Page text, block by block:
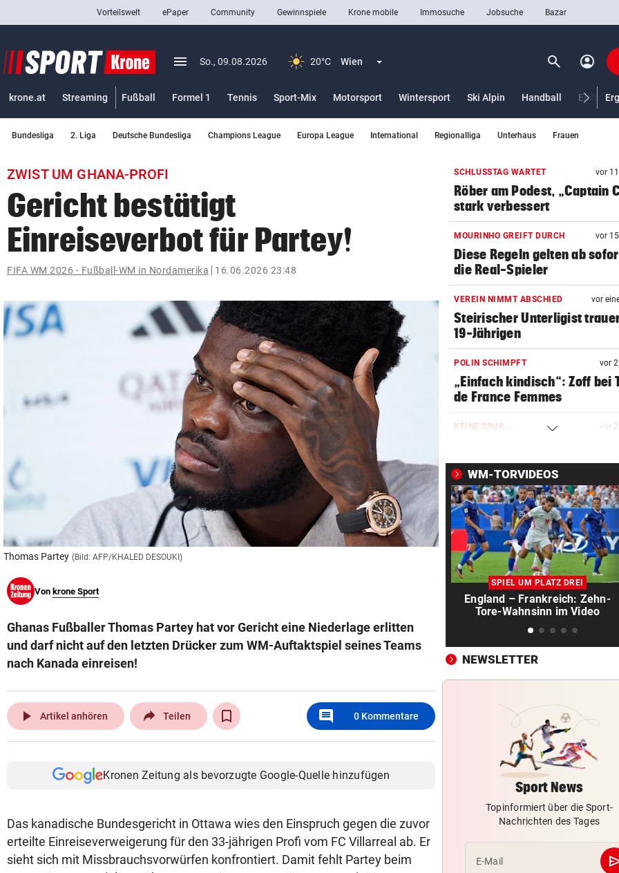
closeSchließen
Abonnieren
bookmark
search
Suchbegriff
eingeben
© Krone Multimedia GmbH & Co KG 2026
Muthgasse 2, 1190 Wien
Vorteilswelt ePaper Community Gewinnspiele Krone mobile Immosuche Jobsuche Bazar
menu Menü aufklappen
So., 09.08.2026 20°C Wien Menü aufklappen search Suchen
account_circle
krone.at Streaming Fußball Formel 1 Tennis Sport-Mix Motorsport Wintersport Ski Alpin Handball
Bundesliga 2. Liga Deutsche Bundesliga Champions League Europa League International Regionalliga Unterhaus Frauen
ZWIST UM GHANA-PROFI
Gericht bestätigt
Einreiseverbot für Partey!
FIFA WM 2026 - Fußball-WM in Nordamerika 16.06.2026 23:48
Thomas Partey (Bild: AFP/KHALED DESOUKI)
Von krone Sport
Ghanas Fußballer Thomas Partey hat vor Gericht eine Niederlage erlitten
und darf nicht auf den letzten Drücker zum WM-Auftaktspiel seines Teams
nach Kanada einreisen!
play_arrow Artikel anhören Teilen comment 0 Kommentare
Kronen Zeitung als bevorzugte Google-Quelle hinzufügen
Das kanadische Bundesgericht in Ottawa wies den Einspruch gegen die zuvor
erteilte Einreiseverweigerung für den 33-jährigen Profi vom FC Villarreal ab. Er
sieht sich mit Missbrauchsvorwürfen konfrontiert. Damit fehlt Partey beim
SCHLUSSTAG WARTET vor
Röber am Podest, „Captain
stark verbessert
MOURINHO GREIFT DURCH vor
Diese Regeln gelten ab
die Real-Spieler
VEREIN NIMMT ABSCHIED vor
Steirischer Unterligist
19-Jährigen
POLIN SCHIMPFT vor
„Einfach kindisch“: Zoff bei
de France Femmes
KEINE SPUR ... vor
getäuscht
VATER VERSTORBEN vor
Lionel Messi reist mit
Trauerfeier
WIRBEL UM PRÄSIDENTEN vor 3
Statement! FIFA wittert
gegen Infantino
OLYMPIA-HELD GSTREIN
„Ich bin immer noch der
geblieben“
FC RED BULL SALZBURG vor
Bankkaufmann mit
FUSSBALL-BUNDESLIGA
Darum ist die Wiener Austria
handlungsfähig
WM-TORVIDEOS
SPIEL UM PLATZ DREI
England – Frankreich: Zehn-
Tore-Wahnsinn im Video
NEWSLETTER
Sport News
Topinformiert über die Sport-
Nachrichten des Tages
E-Mail